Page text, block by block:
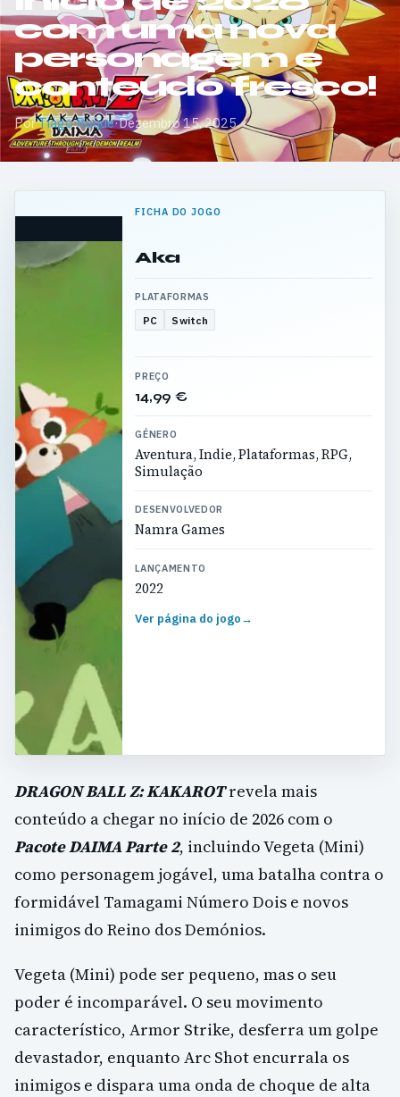
com uma nova
personagem e
conteúdo fresco!
PorTiago Roque·Dezembro 15, 2025
FICHA DO JOGO
Aka
PLATAFORMAS
PC Switch
PREÇO
14,99 €
GÉNERO
Aventura, Indie, Plataformas, RPG,
Simulação
DESENVOLVEDOR
Namra Games
LANÇAMENTO
2022
Ver página do jogo→
DRAGON BALL Z: KAKAROTrevela mais
conteúdo a chegar no início de 2026 com o
Pacote DAIMA Parte 2, incluindo Vegeta (Mini)
como personagem jogável, uma batalha contra o
formidável Tamagami Número Dois e novos
inimigos do Reino dos Demónios.
Vegeta (Mini) pode ser pequeno, mas o seu
poder é incomparável. O seu movimento
característico, Armor Strike, desferra um golpe
devastador, enquanto Arc Shot encurrala os
inimigos e dispara uma onda de choque de alta